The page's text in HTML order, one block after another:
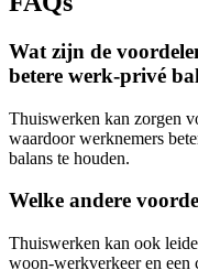
Wat zijn de
betere werk-privé
Thuiswerken kan zorgen
waardoor werknemers
balans te houden.
Welke andere
Thuiswerken kan ook
woon-werkverkeer en een